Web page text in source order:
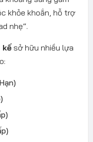
khỏe khoắn, hỗ trợ
nhẹ”.
kếsở hữu nhiều lựa